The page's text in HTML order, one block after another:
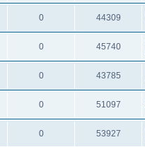
0 44309
0 45740
0 43785
0 51097
0 53927